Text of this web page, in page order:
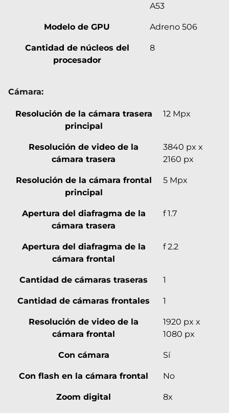
A53
Modelo de GPU Adreno 506
Cantidad de núcleos del
procesador
8
Cámara:
Resolución de la cámara trasera
principal
12 Mpx
Resolución de video de la
cámara trasera
3840 px x
2160 px
Resolución de la cámara frontal
principal
5 Mpx
Apertura del diafragma de la
cámara trasera
f 1.7
Apertura del diafragma de la
cámara frontal
f 2.2
Cantidad de cámaras traseras 1
Cantidad de cámaras frontales 1
Resolución de video de la
cámara frontal
1920 px x
1080 px
Con cámara Sí
Con flash en la cámara frontal No
Zoom digital 8x